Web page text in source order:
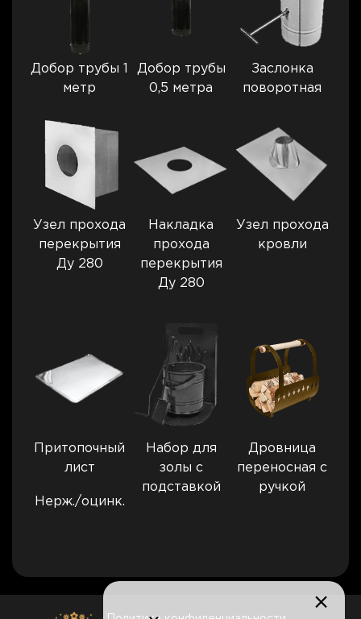
Добор трубы 1
метр
Добор трубы
0,5 метра
Заслонка
поворотная
Узел прохода
перекрытия
Ду 280
Накладка
прохода
перекрытия
Ду 280
Узел прохода
кровли
Притопочный
лист
Нерж./оцинк.
Набор для
золы с
подставкой
Дровница
переносная с
ручкой
×